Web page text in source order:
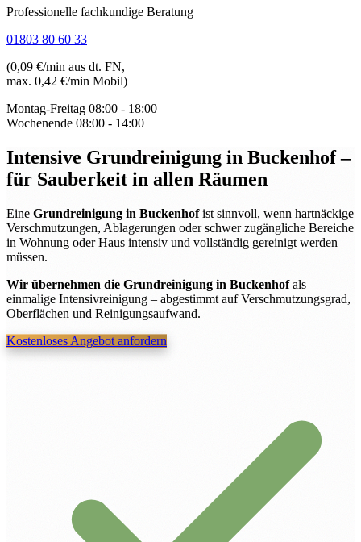
Professionelle fachkundige Beratung
01803 80 60 33
(0,09 €/min aus dt. FN,
max. 0,42 €/min Mobil)
Montag-Freitag 08:00 - 18:00
Wochenende 08:00 - 14:00
Intensive Grundreinigung in Buckenhof–
für Sauberkeit in allen Räumen
Eine Grundreinigung in Buckenhofist sinnvoll, wenn hartnäckige
Verschmutzungen, Ablagerungen oder schwer zugängliche Bereiche
in Wohnung oder Haus intensiv und vollständig gereinigt werden
müssen.
Wir übernehmen die Grundreinigung in Buckenhofals
einmalige Intensivreinigung – abgestimmt auf Verschmutzungsgrad,
Oberflächen und Reinigungsaufwand.
Kostenloses Angebot anfordern